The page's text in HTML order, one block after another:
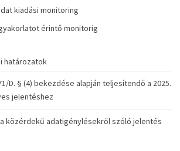
kiadási monitoring
érintő monitorig
határozatok
D. § (4) bekezdése alapján teljesítendő a 2025.
jelentéshez
közérdekű adatigénylésekről szóló jelentés